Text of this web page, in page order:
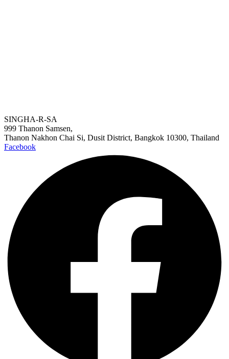
SINGHA-R-SA
999 Thanon Samsen,
Thanon Nakhon Chai Si, Dusit District, Bangkok 10300, Thailand
Facebook